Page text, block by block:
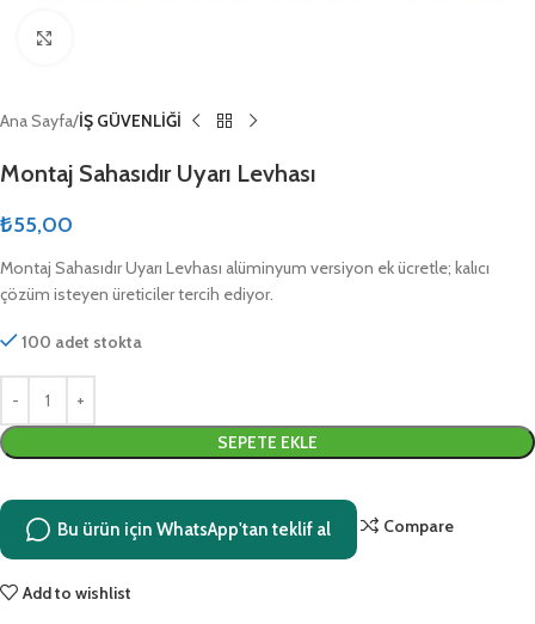
Ana Sayfa İŞ GÜVENLİĞİ
Montaj Sahasıdır Uyarı Levhası
₺55,00
Montaj Sahasıdır Uyarı Levhası alüminyum versiyon ek ücretle; kalıcı
çözüm isteyen üreticiler tercih ediyor.
100 adet stokta
SEPETE EKLE
Bu ürün için WhatsApp'tan teklif al Compare
Add to wishlist